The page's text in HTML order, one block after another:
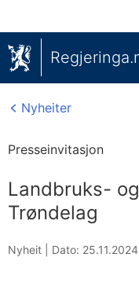
Nyheiter
Presseinvitasjon
Landbruks-
Trøndelag
Nyheit | Dato: 25.11.2024